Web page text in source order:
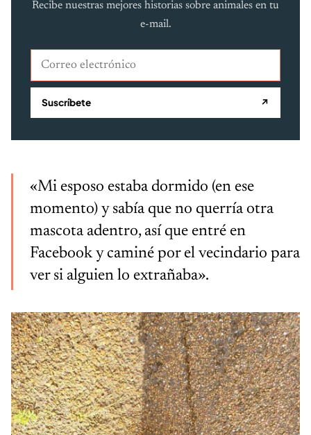
Recibe nuestras mejores historias sobre animales en tu
e-mail.
Correo electrónico
Suscríbete ↗
«Mi esposo estaba dormido (en ese
momento) y sabía que no querría otra
mascota adentro, así que entré en
Facebook y caminé por el vecindario para
ver si alguien lo extrañaba».